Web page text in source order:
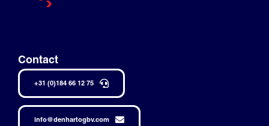
Contact
+31 (0)184 66 12 75
info@denhartogbv.com